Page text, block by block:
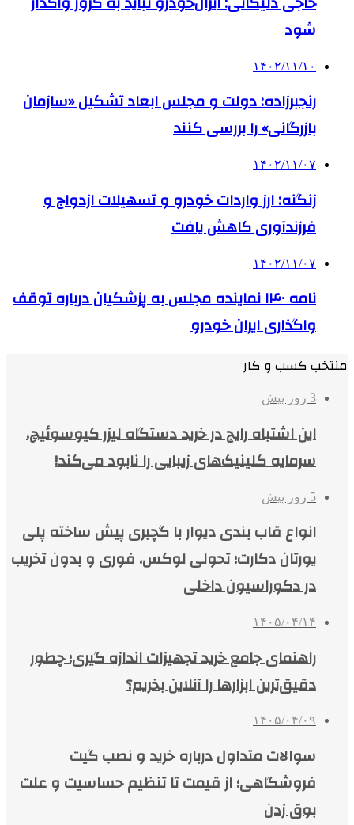
شود
۱۴۰۲/۱۱/۱۰
رنجبرزاده: دولت و مجلس ابعاد تشکیل «سازمان
بازرگانی» را بررسی کنند
۱۴۰۲/۱۱/۰۷
زنگنه: ارز واردات خودرو و تسهیلات ازدواج و
فرزندآوری کاهش یافت
۱۴۰۲/۱۱/۰۷
نامه ۱۴۰ نماینده مجلس به پزشکیان درباره توقف
واگذاری ایران خودرو
منتخب کسب و کار
3 روز پیش
این اشتباه رایج در خرید دستگاه لیزر کیوسوئیچ،
سرمایه کلینیک‌های زیبایی را نابود می‌کند!
5 روز پیش
انواع قاب بندی دیوار با گچبری پیش ساخته پلی
یورتان دکارت؛ تحولی لوکس، فوری و بدون تخریب
در دکوراسیون داخلی
۱۴۰۵/۰۴/۱۴
راهنمای جامع خرید تجهیزات اندازه گیری؛ چطور
دقیق‌ترین ابزارها را آنلاین بخریم؟
۱۴۰۵/۰۴/۰۹
سوالات متداول درباره خرید و نصب گیت
فروشگاهی؛ از قیمت تا تنظیم حساسیت و علت
بوق زدن